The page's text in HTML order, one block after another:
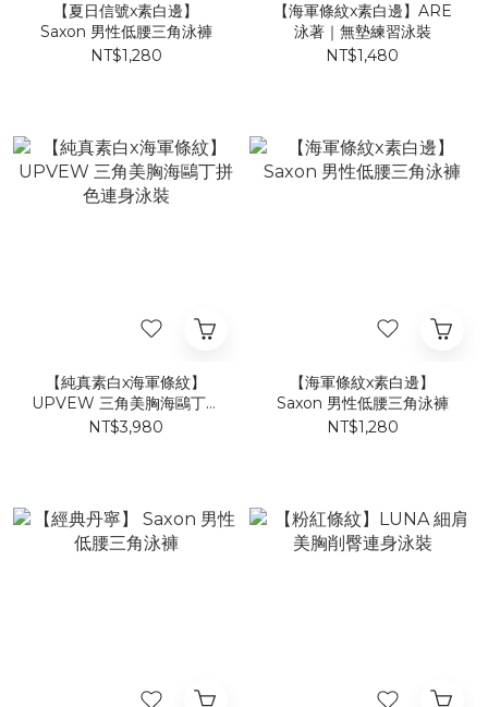
【夏日信號x素白邊】
Saxon 男性低腰三角泳褲
NT$1,280
【海軍條紋x素白邊】ARE
泳著｜無墊練習泳裝
NT$1,480
【純真素白x海軍條紋】
UPVEW 三角美胸海鷗丁拼
色連身泳裝
NT$3,980
【海軍條紋x素白邊】
Saxon 男性低腰三角泳褲
NT$1,280